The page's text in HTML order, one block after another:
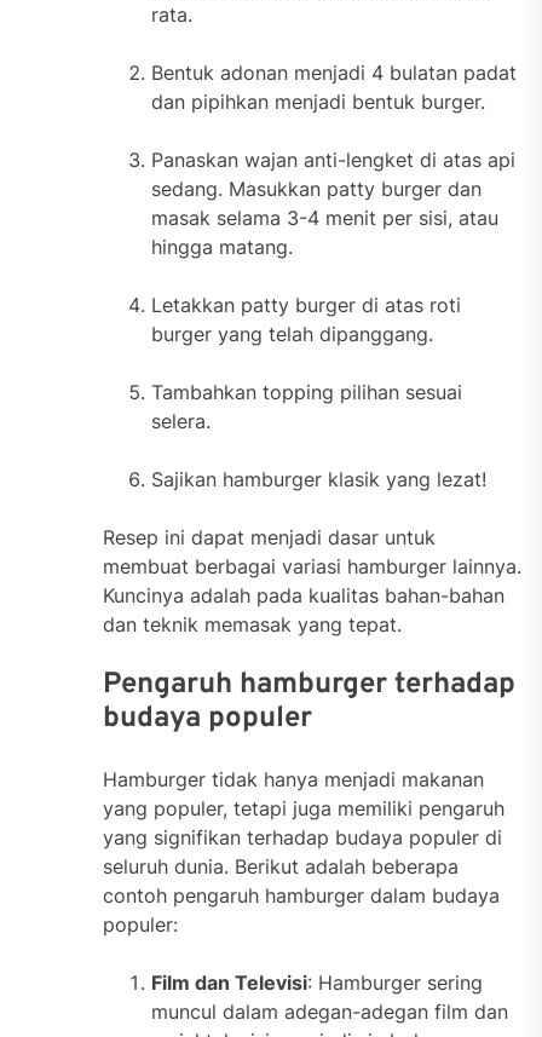
rata.
Bentuk adonan menjadi 4 bulatan padat
dan pipihkan menjadi bentuk burger.
Panaskan wajan anti-lengket di atas api
sedang. Masukkan patty burger dan
masak selama 3-4 menit per sisi, atau
hingga matang.
Letakkan patty burger di atas roti
burger yang telah dipanggang.
Tambahkan topping pilihan sesuai
selera.
Sajikan hamburger klasik yang lezat!
Resep ini dapat menjadi dasar untuk
membuat berbagai variasi hamburger lainnya.
Kuncinya adalah pada kualitas bahan-bahan
dan teknik memasak yang tepat.
Pengaruh hamburger terhadap
budaya populer
Hamburger tidak hanya menjadi makanan
yang populer, tetapi juga memiliki pengaruh
yang signifikan terhadap budaya populer di
seluruh dunia. Berikut adalah beberapa
contoh pengaruh hamburger dalam budaya
populer:
Film dan Televisi: Hamburger sering
muncul dalam adegan-adegan film dan